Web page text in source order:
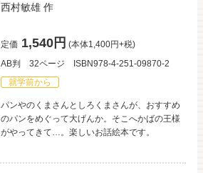
西村敏雄 作
定価 1,540円 (本体1,400円+税)
AB判
32ページ
ISBN978-4-251-09870-2
就学前から
パンやのくまさんとしろくまさんが、おすすめ
のパンをめぐって大げんか。そこへかばの王様
がやってきて…。楽しいお話絵本です。